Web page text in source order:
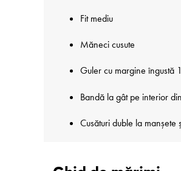
Fit mediu
Măneci cusute
Guler cu margine îngustă
Bandă la gât pe interior
Cusături duble la manșete